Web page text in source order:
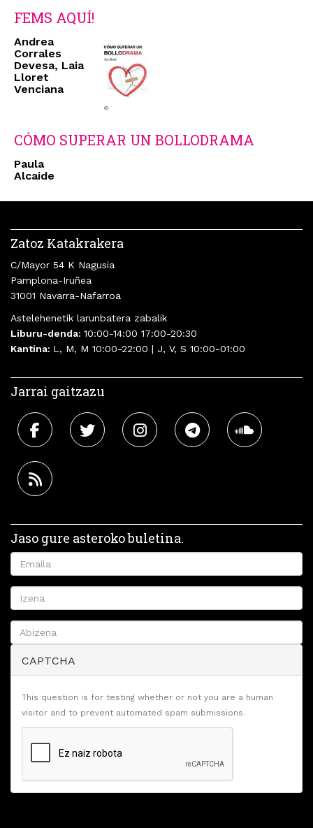
FEMS AQUÍ!
Andrea
Corrales
Devesa, Laia
Lloret
Venciana
CÓMO SUPERAR UN BOLLODRAMA
Paula
Alcaide
Zatoz Katakrakera
C/Mayor 54 K Nagusia
Pamplona-Iruñea
31001 Navarra-Nafarroa
Astelehenetik larunbatera zabalik
Liburu-denda: 10:00-14:00 17:00-20:30
Kantina: L, M, M 10:00-22:00 | J, V, S 10:00-01:00
Jarrai gaitzazu
Jaso gure asteroko buletina.
CAPTCHA
This question is for testing whether or not you are a human
visitor and to prevent automated spam submissions.